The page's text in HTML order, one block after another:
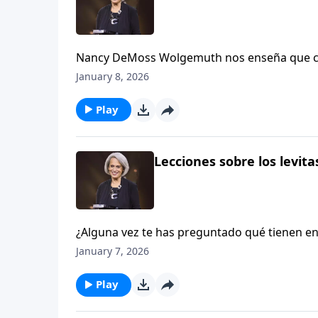
Nancy DeMoss Wolgemuth nos enseña que
Antiguo Testamento. El Señor ha puesto en
levitas en Aviva Nuestros Corazones.
January 8, 2026
Play
Lecciones sobre los
¿Alguna vez te has preguntado qué tienen
¡Te sorprendería saber cuánto! A través del
con Nancy DeMoss Wolgemuth.
January 7, 2026
Play